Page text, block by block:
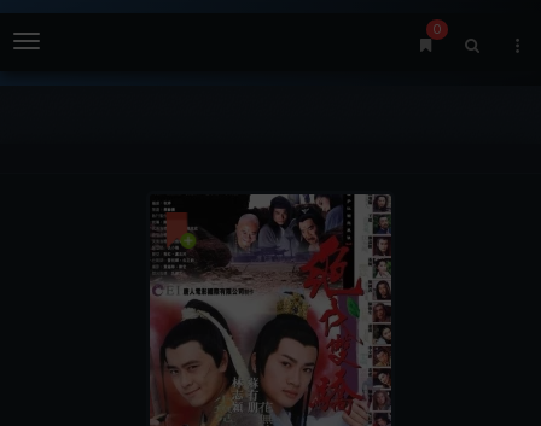
Menu
0